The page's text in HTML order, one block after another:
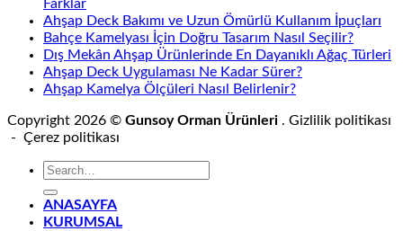
Farklar
Ahşap Deck Bakımı ve Uzun Ömürlü Kullanım İpuçları
Bahçe Kamelyası İçin Doğru Tasarım Nasıl Seçilir?
Dış Mekân Ahşap Ürünlerinde En Dayanıklı Ağaç Türleri
Ahşap Deck Uygulaması Ne Kadar Sürer?
Ahşap Kamelya Ölçüleri Nasıl Belirlenir?
Copyright 2026 © Gunsoy Orman Ürünleri . Gizlilik politikası
- Çerez politikası
ANASAYFA
KURUMSAL